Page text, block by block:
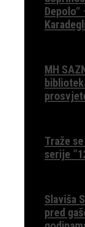
MH
Traže
serije
Slaviša
pred